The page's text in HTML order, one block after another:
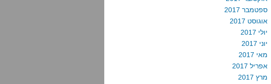
ספטמבר 2017
אוגוסט 2017
יולי 2017
יוני 2017
מאי 2017
אפריל 2017
מרץ 2017